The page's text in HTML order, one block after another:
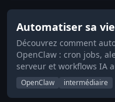
Automatiser sa
Découvrez comment
OpenClaw : cron jobs,
serveur et workflows IA
OpenClaw intermédiaire